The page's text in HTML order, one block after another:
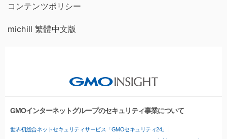
コンテンツポリシー
michill 繁體中文版
GMOインターネットグループのセキュリティ事業について
世界初総合ネットセキュリティサービス「GMOセキュリティ24」